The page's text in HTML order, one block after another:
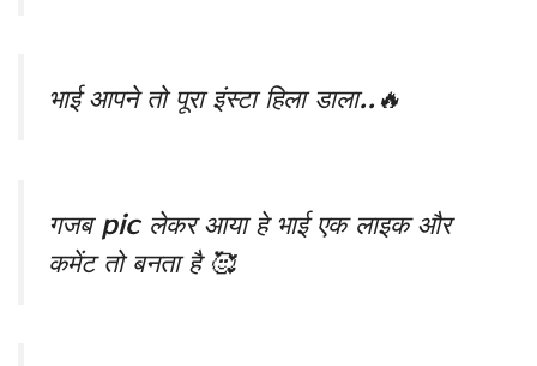
भाई आपने तो पूरा इंस्टा हिला डाला..🔥
गजब pic लेकर आया हे भाई एक लाइक और
कमेंट तो बनता है 🥰